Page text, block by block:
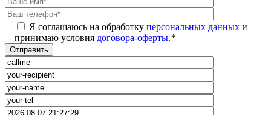
Я соглашаюсь на обработку персональных данных и
принимаю условия договора-оферты.*